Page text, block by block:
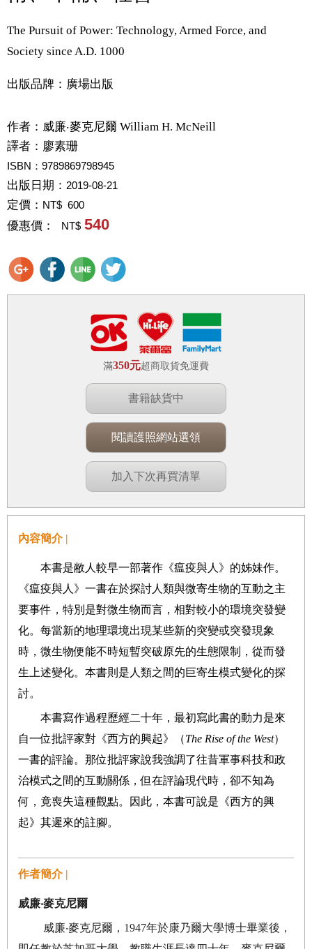
The Pursuit of Power: Technology, Armed Force, and
Society since A.D. 1000
出版品牌：廣場出版
作者： 威廉‧麥克尼爾 William H. McNeill
譯者： 廖素珊
ISBN：9789869798945
出版日期： 2019-08-21
定價： NT$ 600
優惠價： NT$ 540
滿350元超商取貨免運費
書籍缺貨中
閱讀護照網站選領
加入下次再買清單
內容簡介 |
本書是敝人較早一部著作《瘟疫與人》的姊妹作。
《瘟疫與人》一書在於探討人類與微寄生物的互動之主
要事件，特別是對微生物而言，相對較小的環境突發變
化。每當新的地理環境出現某些新的突變或突發現象
時，微生物便能不時短暫突破原先的生態限制，從而發
生上述變化。本書則是人類之間的巨寄生模式變化的探
討。
本書寫作過程歷經二十年，最初寫此書的動力是來
自一位批評家對《西方的興起》（The Rise of the West）
一書的評論。那位批評家說我強調了往昔軍事科技和政
治模式之間的互動關係，但在評論現代時，卻不知為
何，竟喪失這種觀點。因此，本書可說是《西方的興
起》其遲來的註腳。
作者簡介 |
威廉‧麥克尼爾
威廉‧麥克尼爾， 1947年於康乃爾大學博士畢業後，